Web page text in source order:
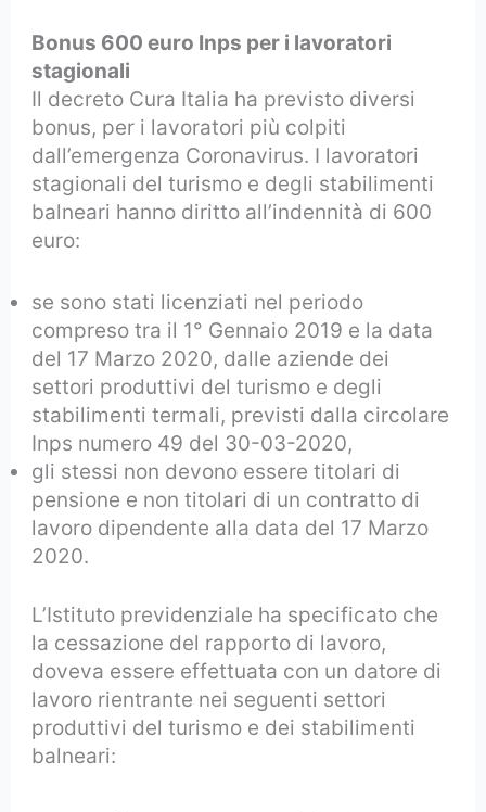
Bonus 600 euro Inps per i lavoratori
stagionali
Il decreto Cura Italia ha previsto diversi
bonus, per i lavoratori più colpiti
dall’emergenza Coronavirus. I lavoratori
stagionali del turismo e degli stabilimenti
balneari hanno diritto all’indennità di 600
euro:
se sono stati licenziati nel periodo
compreso tra il 1° Gennaio 2019 e la data
del 17 Marzo 2020, dalle aziende dei
settori produttivi del turismo e degli
stabilimenti termali, previsti dalla circolare
Inps numero 49 del 30-03-2020,
gli stessi non devono essere titolari di
pensione e non titolari di un contratto di
lavoro dipendente alla data del 17 Marzo
2020.
L’Istituto previdenziale ha specificato che
la cessazione del rapporto di lavoro,
doveva essere effettuata con un datore di
lavoro rientrante nei seguenti settori
produttivi del turismo e dei stabilimenti
balneari: